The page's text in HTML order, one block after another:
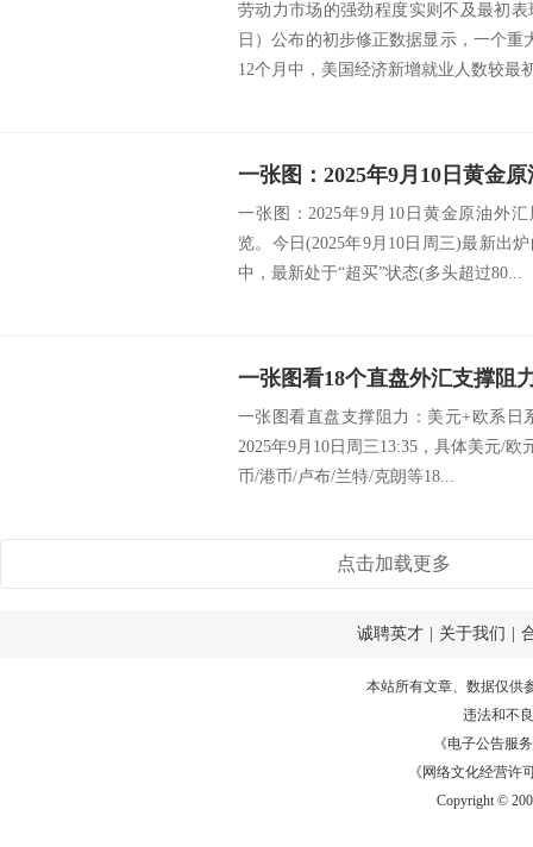
劳动力市场的强劲程度实则不及最初
日）公布的初步修正数据显示，一个重
12个月中，美国经济新增就业人数较最
一张图：2025年9月10日黄金原油外
览。今日(2025年9月10日周三)最新出
中，最新处于“超买”状态(多头超过80...
一张图看直盘支撑阻力：美元+欧系日
2025年9月10日周三13:35，具体美元/
币/港币/卢布/兰特/克朗等18...
点击加载更多
诚聘英才 关于我们
本站所有文章、数据仅供
违法和不
《电子公告服务
《网络文化经营许
Copyright ©